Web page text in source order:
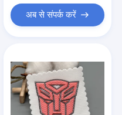
अब से संपर्क करें